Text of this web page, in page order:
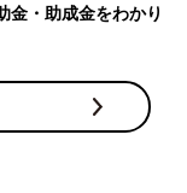
金・助成金をわかり